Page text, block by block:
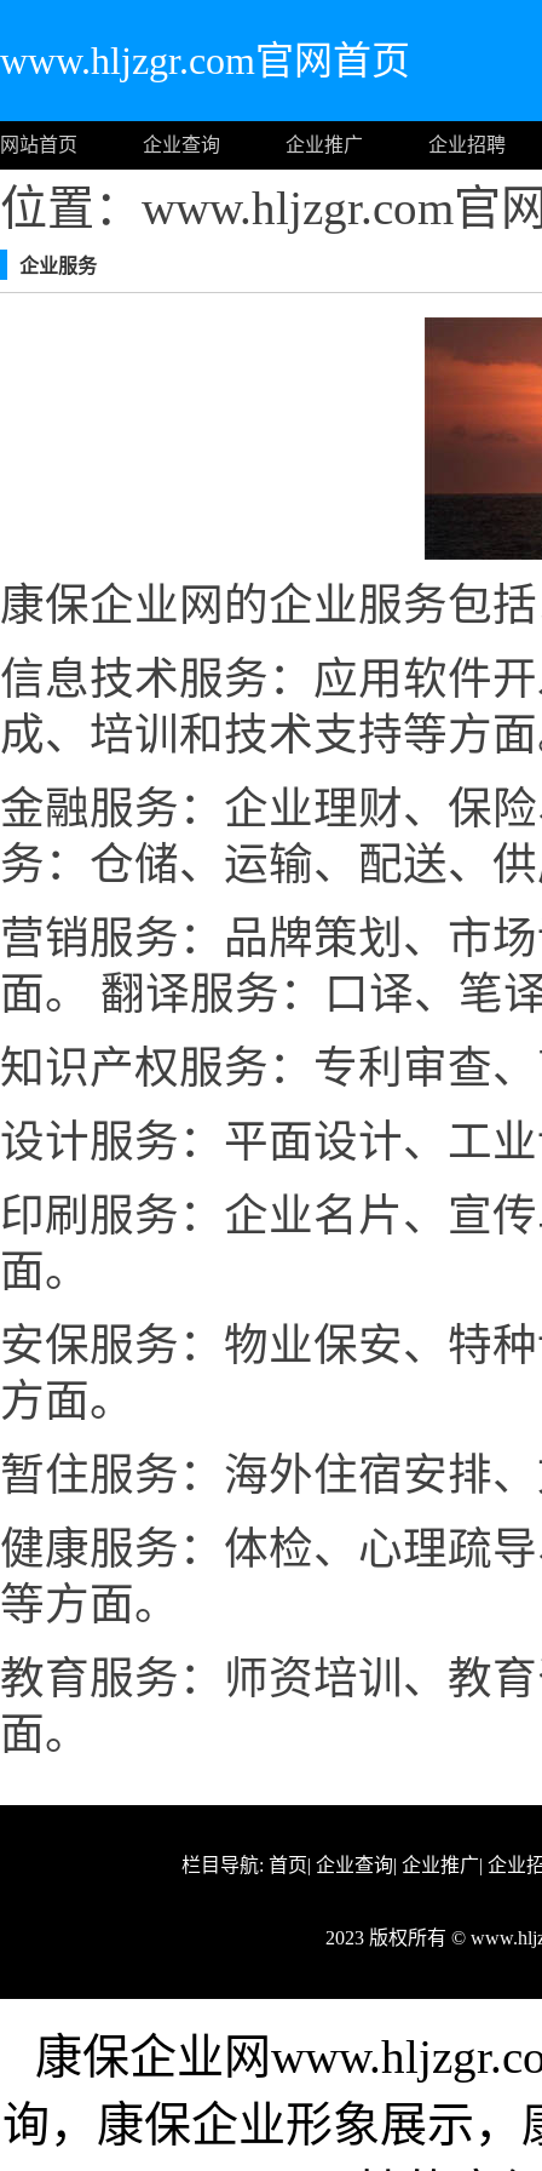
www.hljzgr.com官网首页
网站首页 企业查询 企业推广 企业招聘
位置：www.hljzgr.com官
企业服务
康保企业网的企业服务包
信息技术服务：应用软件
成、培训和技术支持等方
金融服务：企业理财、保
务：仓储、运输、配送、
营销服务：品牌策划、市
面。 翻译服务：口译、笔
知识产权服务：专利审查
设计服务：平面设计、工
印刷服务：企业名片、宣
面。
安保服务：物业保安、特
方面。
暂住服务：海外住宿安排
健康服务：体检、心理疏
等方面。
教育服务：师资培训、教
面。
栏目导航: 首页| 企业查询| 企业推广| 企业
2023 版权所有 ©
康保企业网
询，康保企业形象展示